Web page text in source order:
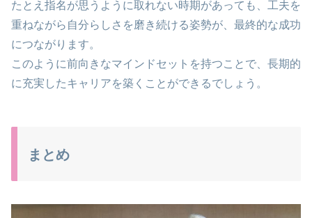
たとえ指名が思うように取れない時期があっても、工夫を
重ねながら自分らしさを磨き続ける姿勢が、最終的な成功
につながります。
このように前向きなマインドセットを持つことで、長期的
に充実したキャリアを築くことができるでしょう。
まとめ